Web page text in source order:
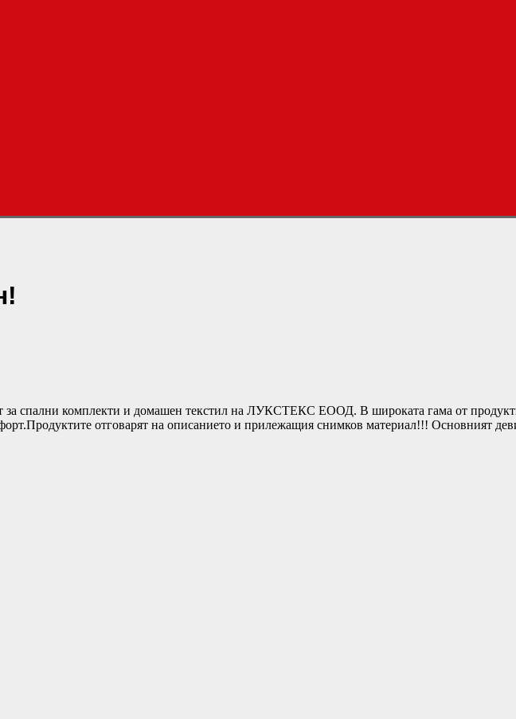
спални комплекти и домашен текстил на ЛУКСТЕКС ЕООД. В широката гама от
отговарят на описанието и прилежащия снимков материал!!! Основният